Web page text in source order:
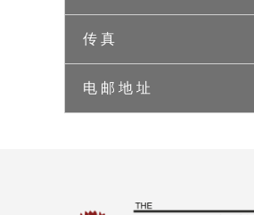
传 真
电 邮 地 址